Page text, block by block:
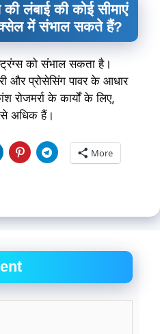
लंबाई की कोई सीमाएं
में संभाल सकते हैं?
को संभाल सकता है।
और प्रोसेसिंग पावर के आधार
रोजमर्रा के कार्यों के लिए,
अधिक हैं।
More